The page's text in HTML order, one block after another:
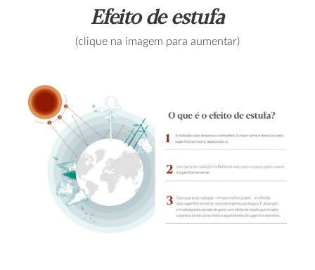
Efeito de estufa
(clique na imagem para aumentar)